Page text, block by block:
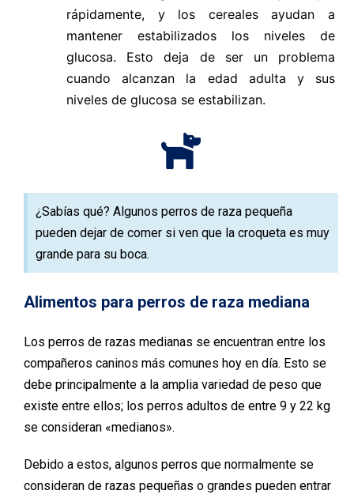
rápidamente, y los cereales ayudan a
mantener estabilizados los niveles de
glucosa. Esto deja de ser un problema
cuando alcanzan la edad adulta y sus
niveles de glucosa se estabilizan.
¿Sabías qué? Algunos perros de raza pequeña
pueden dejar de comer si ven que la croqueta es muy
grande para su boca.
Alimentos para perros de raza mediana
Los perros de razas medianas se encuentran entre los
compañeros caninos más comunes hoy en día. Esto se
debe principalmente a la amplia variedad de peso que
existe entre ellos; los perros adultos de entre 9 y 22 kg
se consideran «medianos».
Debido a estos, algunos perros que normalmente se
consideran de razas pequeñas o grandes pueden entrar